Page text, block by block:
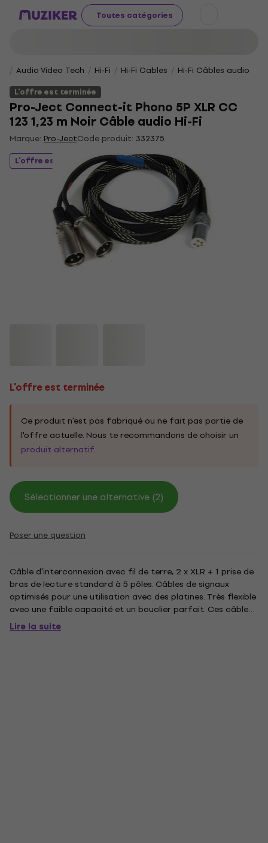
Toutes catégories
Audio Video Tech Hi-Fi Hi-Fi Cables
Hi-Fi Câbles audio
L'offre est terminée
Pro-Ject Connect-it Phono 5P XLR CC
123 1,23 m Noir Câble audio Hi-Fi
Marque: Pro-JectCode produit: 332375
L'offre est terminée
L'offre est terminée
Ce produit n'est pas fabriqué ou ne fait pas partie de
l'offre actuelle. Nous te recommandons de choisir un
produit alternatif.
Sélectionner une alternative (2)
Poser une question
Câble d'interconnexion avec fil de terre, 2 x XLR + 1 prise de
bras de lecture standard à 5 pôles. Câbles de signaux
optimisés pour une utilisation avec des platines. Très flexible
avec une faible capacité et un bouclier parfait. Ces câbles
ont été développés pour être peu colorés et sont fabriqués
à la main en Europe. Les composants «à la...
Lire la suite